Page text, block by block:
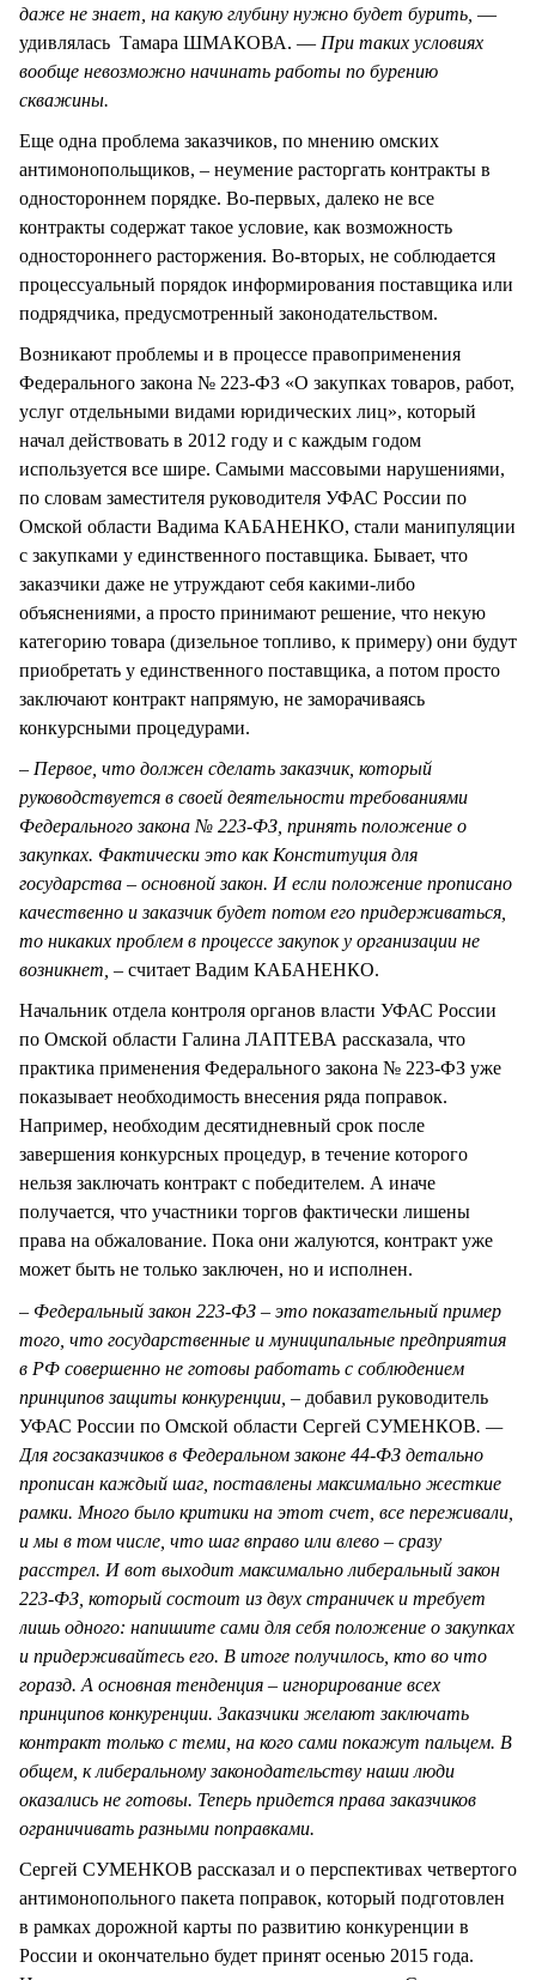
даже не знает, на какую глубину нужно будет бурить, —
удивлялась Тамара ШМАКОВА. — При таких условиях
вообще невозможно начинать работы по бурению
скважины.
Еще одна проблема заказчиков, по мнению омских
антимонопольщиков, – неумение расторгать контракты в
одностороннем порядке. Во-первых, далеко не все
контракты содержат такое условие, как возможность
одностороннего расторжения. Во-вторых, не соблюдается
процессуальный порядок информирования поставщика или
подрядчика, предусмотренный законодательством.
Возникают проблемы и в процессе правоприменения
Федерального закона № 223-ФЗ «О закупках товаров, работ,
услуг отдельными видами юридических лиц», который
начал действовать в 2012 году и с каждым годом
используется все шире. Самыми массовыми нарушениями,
по словам заместителя руководителя УФАС России по
Омской области Вадима КАБАНЕНКО, стали манипуляции
с закупками у единственного поставщика. Бывает, что
заказчики даже не утруждают себя какими-либо
объяснениями, а просто принимают решение, что некую
категорию товара (дизельное топливо, к примеру) они будут
приобретать у единственного поставщика, а потом просто
заключают контракт напрямую, не заморачиваясь
конкурсными процедурами.
– Первое, что должен сделать заказчик, который
руководствуется в своей деятельности требованиями
Федерального закона № 223-ФЗ, принять положение о
закупках. Фактически это как Конституция для
государства – основной закон. И если положение прописано
качественно и заказчик будет потом его придерживаться,
то никаких проблем в процессе закупок у организации не
возникнет, – считает Вадим КАБАНЕНКО.
Начальник отдела контроля органов власти УФАС России
по Омской области Галина ЛАПТЕВА рассказала, что
практика применения Федерального закона № 223-ФЗ уже
показывает необходимость внесения ряда поправок.
Например, необходим десятидневный срок после
завершения конкурсных процедур, в течение которого
нельзя заключать контракт с победителем. А иначе
получается, что участники торгов фактически лишены
права на обжалование. Пока они жалуются, контракт уже
может быть не только заключен, но и исполнен.
– Федеральный закон 223-ФЗ – это показательный пример
того, что государственные и муниципальные предприятия
в РФ совершенно не готовы работать с соблюдением
принципов защиты конкуренции, – добавил руководитель
УФАС России по Омской области Сергей СУМЕНКОВ. —
Для госзаказчиков в Федеральном законе 44-ФЗ детально
прописан каждый шаг, поставлены максимально жесткие
рамки. Много было критики на этот счет, все переживали,
и мы в том числе, что шаг вправо или влево – сразу
расстрел. И вот выходит максимально либеральный закон
223-ФЗ, который состоит из двух страничек и требует
лишь одного: напишите сами для себя положение о закупках
и придерживайтесь его. В итоге получилось, кто во что
горазд. А основная тенденция – игнорирование всех
принципов конкуренции. Заказчики желают заключать
контракт только с теми, на кого сами покажут пальцем. В
общем, к либеральному законодательству наши люди
оказались не готовы. Теперь придется права заказчиков
ограничивать разными поправками.
Сергей СУМЕНКОВ рассказал и о перспективах четвертого
антимонопольного пакета поправок, который подготовлен
в рамках дорожной карты по развитию конкуренции в
России и окончательно будет принят осенью 2015 года.